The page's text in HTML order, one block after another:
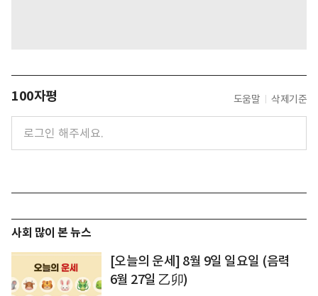
100자평 도움말 삭제기준
사회 많이 본 뉴스
[오늘의 운세] 8월 9일 일요일 (음력
6월 27일 乙卯)